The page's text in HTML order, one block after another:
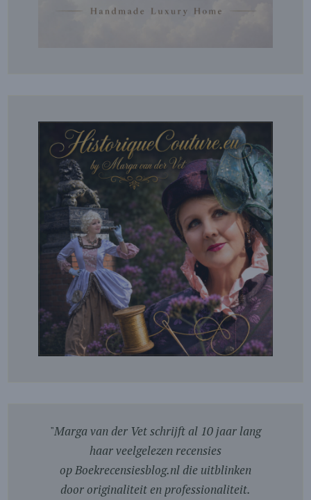
"Marga van der Vet schrijft al 10 jaar lang
haar veelgelezen recensies
op Boekrecensiesblog.nl die uitblinken
door originaliteit en professionaliteit.